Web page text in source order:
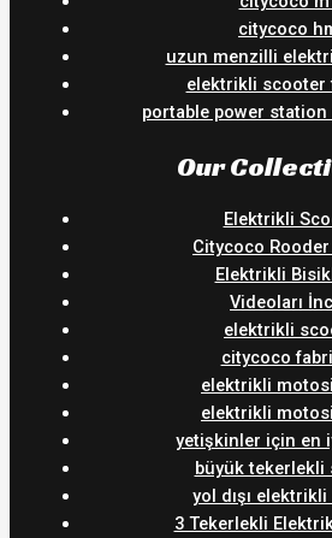
citycoco
uzun menzilli
elektrikli scooter
portable power
Our
Elektrikli
Citycoco
Elektrikli
Videoları
elektrikli
citycoco
elektrikli
elektrikli
yetişkinler için en
büyük tekerlekli
yol dışı
3 Tekerlekli